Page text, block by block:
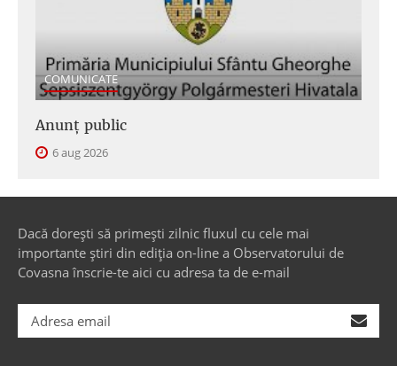
COMUNICATE
Anunţ public
6 aug 2026
Dacă dorești să primești zilnic fluxul cu cele mai
importante știri din ediția on-line a Observatorului de
Covasna înscrie-te aici cu adresa ta de e-mail